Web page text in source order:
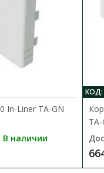
In-Liner TA-GN
В наличии
КОД: